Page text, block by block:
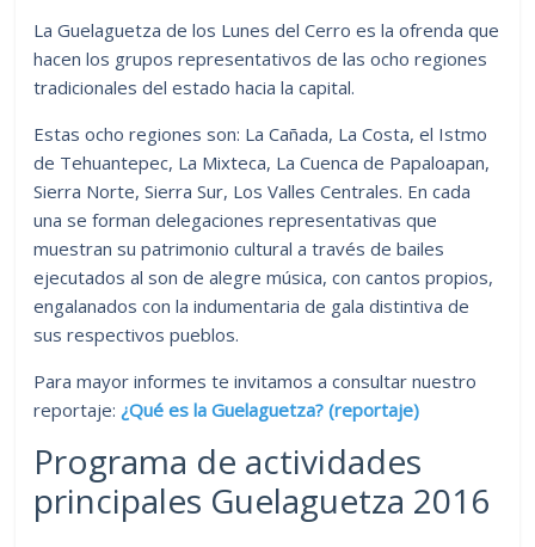
La Guelaguetza de los Lunes del Cerro es la ofrenda que
hacen los grupos representativos de las ocho regiones
tradicionales del estado hacia la capital.
Estas ocho regiones son: La Cañada, La Costa, el Istmo
de Tehuantepec, La Mixteca, La Cuenca de Papaloapan,
Sierra Norte, Sierra Sur, Los Valles Centrales. En cada
una se forman delegaciones representativas que
muestran su patrimonio cultural a través de bailes
ejecutados al son de alegre música, con cantos propios,
engalanados con la indumentaria de gala distintiva de
sus respectivos pueblos.
Para mayor informes te invitamos a consultar nuestro
reportaje: ¿Qué es la Guelaguetza? (reportaje)
Programa de actividades
principales Guelaguetza 2016